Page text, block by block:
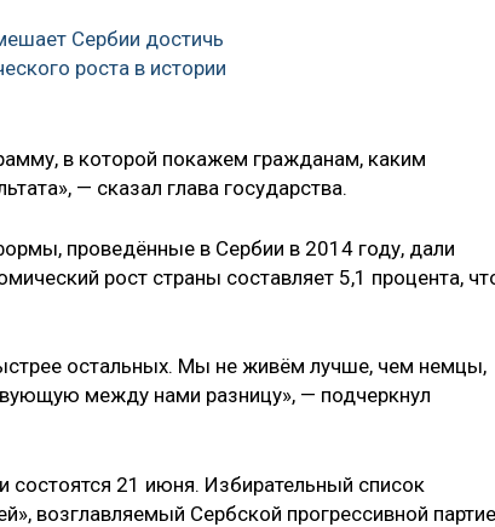
Сербии достичь
роста в истории
в которой покажем гражданам, каким
— сказал глава государства.
проведённые в Сербии в 2014 году, дали
рост страны составляет 5,1 процента,
остальных. Мы не живём лучше, чем немцы,
между нами разницу», — подчеркнул
21 июня. Избирательный список
возглавляемый Сербской прогрессивной